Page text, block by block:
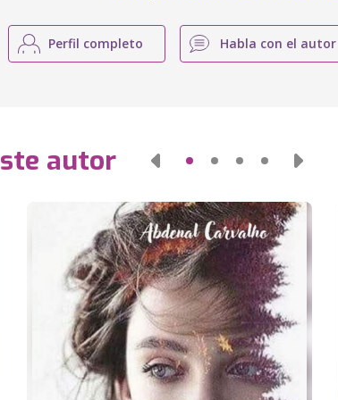
Perfil completo Habla con el autor
autor